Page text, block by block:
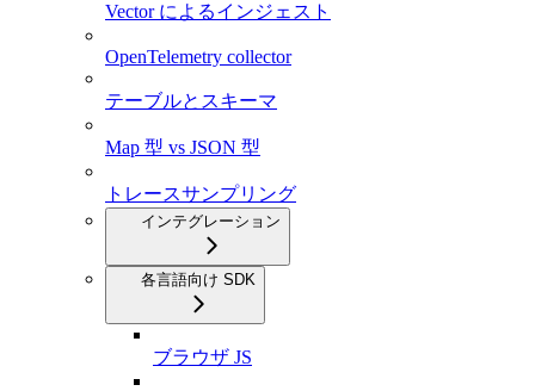
Vector によるインジェスト
OpenTelemetry collector
テーブルとスキーマ
Map 型 vs JSON 型
トレースサンプリング
インテグレーション
各言語向け SDK
ブラウザ JS